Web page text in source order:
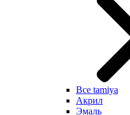
Все tamiya
Акрил
Эмаль